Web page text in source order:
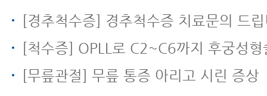
[경추척수증] 경추척수증 치료문의 드
[척수증] OPLL로 C2~C6까지 후궁성
[무릎관절] 무릎 통증 아리고 시린 증상